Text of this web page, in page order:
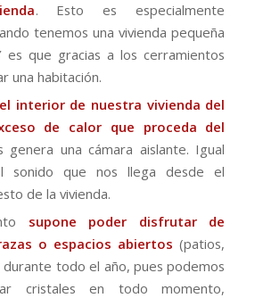
. Esto es especialmente
tenemos una vivienda pequeña
es que gracias a los cerramientos
una habitación.
interior de nuestra vivienda del
de calor que proceda del
genera una cámara aislante. Igual
sonido que nos llega desde el
de la vivienda.
supone poder disfrutar de
o espacios abiertos (patios,
durante todo el año, pues podemos
cristales en todo momento,